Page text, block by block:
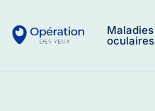
Maladies
oculaires